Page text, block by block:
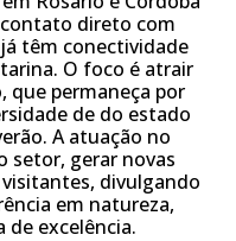
direto com
têm conectividade
O foco é atrair
que permaneça por
de do estado
A atuação no
setor, gerar novas
divulgando
em natureza,
excelência.